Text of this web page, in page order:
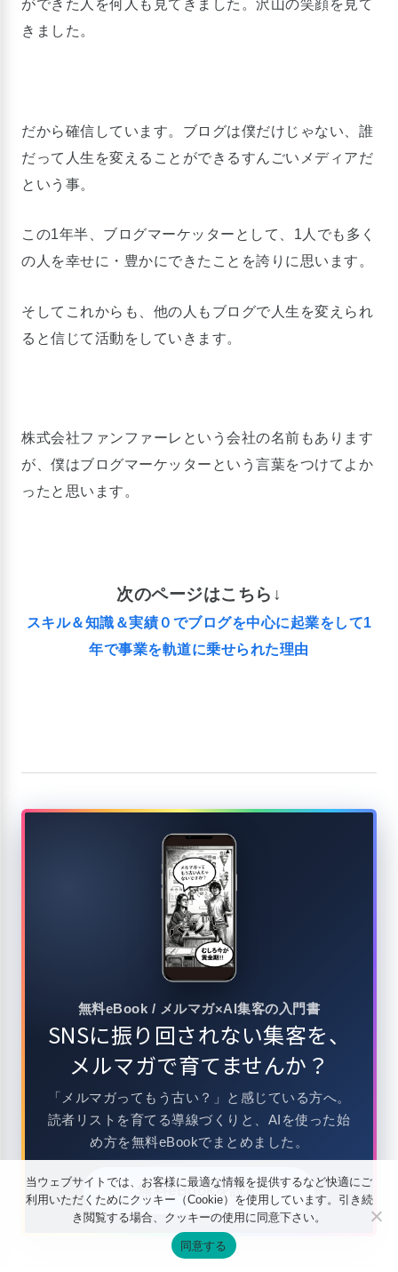
ができた人を何人も見てきました。沢山の笑顔を見て
きました。
だから確信しています。ブログは僕だけじゃない、誰
だって人生を変えることができるすんごいメディアだ
という事。
この1年半、ブログマーケッターとして、1人でも多く
の人を幸せに・豊かにできたことを誇りに思います。
そしてこれからも、他の人もブログで人生を変えられ
ると信じて活動をしていきます。
株式会社ファンファーレという会社の名前もあります
が、僕はブログマーケッターという言葉をつけてよか
ったと思います。
次のページはこちら ↓
スキル＆知識＆実績０でブログを中心に起業をして1
年で事業を軌道に乗せられた理由
無料eBook / メルマガ×AI集客の入門書
SNSに振り回されない集客を、
メルマガで育てませんか？
「メルマガってもう古い？」と感じている方へ。
読者リストを育てる導線づくりと、AIを使った始
め方を無料eBookでまとめました。
無料eBookを読む
当ウェブサイトでは、お客様に最適な情報を提供するなど快適にご
利用いただくためにクッキー（Cookie）を使用しています。引き続
き閲覧する場合、クッキーの使用に同意下さい。
同意する